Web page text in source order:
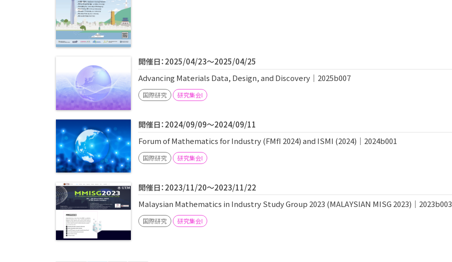
開催日：2025/04/23～2025/04/25
Advancing Materials Data, Design, and Discovery｜2025b007
国際研究 研究集会I
開催日：2024/09/09～2024/09/11
Forum of Mathematics for Industry (FMfI 2024) and ISMI (2024)｜2024b001
国際研究 研究集会I
開催日：2023/11/20～2023/11/22
Malaysian Mathematics in Industry Study Group 2023 (MALAYSIAN MISG 2023)｜2023b003
国際研究 研究集会I